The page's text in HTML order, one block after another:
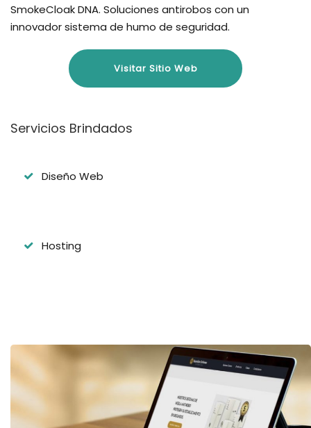
SmokeCloak DNA. Soluciones antirobos con un
innovador sistema de humo de seguridad.
Visitar Sitio Web
Servicios Brindados
Diseño Web
Hosting